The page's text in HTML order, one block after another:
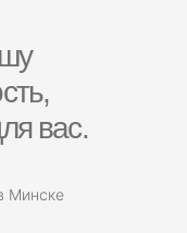
вас.
Минске